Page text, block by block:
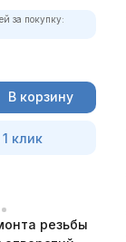
за покупку:
В корзину
клик
резьбы